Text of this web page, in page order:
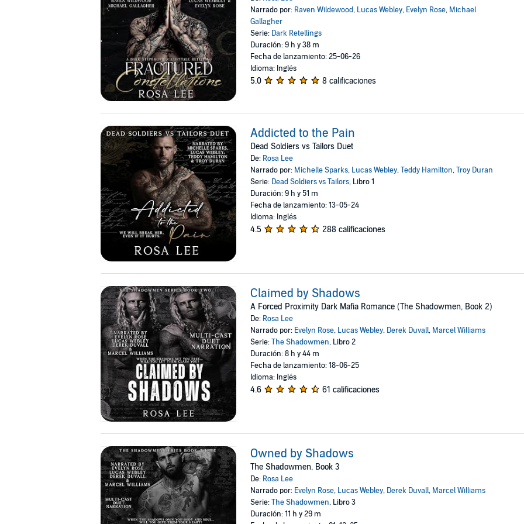
Narrado por: Raven Wildewood, Lucas Webley, Evelyn Rose, Michael
Gallagher
Serie: Dark Retellings
Duración: 9 h y 38 m
Fecha de lanzamiento: 25-06-26
Idioma: Inglés
5.0 8 calificaciones
Addicted to the Pain
Dead Soldiers vs Tailors Duet
De: Rosa Lee
Narrado por: Michelle Sparks, Lucas Webley,Teddy Hamilton,Troy Duran
Serie: Dead Soldiers vs Tailors, Libro 1
Duración: 9 h y 51 m
Fecha de lanzamiento: 13-05-24
Idioma: Inglés
4.5 288 calificaciones
Claimed by Shadows
A Forced Proximity Dark Mafia Romance (The Shadowmen, Book 2)
De: Rosa Lee
Narrado por: Evelyn Rose, Lucas Webley, Derek Duvall, Marcel Williams
Serie:The Shadowmen, Libro 2
Duración: 8 h y 44 m
Fecha de lanzamiento: 18-06-25
Idioma: Inglés
4.6 61 calificaciones
Owned by Shadows
The Shadowmen, Book 3
De: Rosa Lee
Narrado por: Evelyn Rose, Lucas Webley, Derek Duvall, Marcel Williams
Serie:The Shadowmen, Libro 3
Duración: 11 h y 29 m